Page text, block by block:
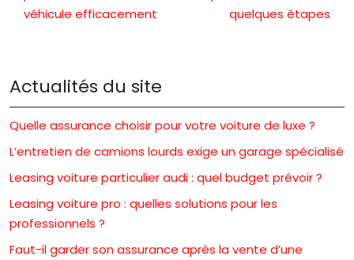
véhicule efficacement
quelques étapes
Actualités du site
Quelle assurance choisir pour votre voiture de luxe ?
L’entretien de camions lourds exige un garage spécialisé
Leasing voiture particulier audi : quel budget prévoir ?
Leasing voiture pro : quelles solutions pour les
professionnels ?
Faut-il garder son assurance après la vente d’une